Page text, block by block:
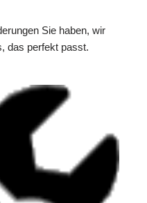
Sie haben, wir
das perfekt passt.